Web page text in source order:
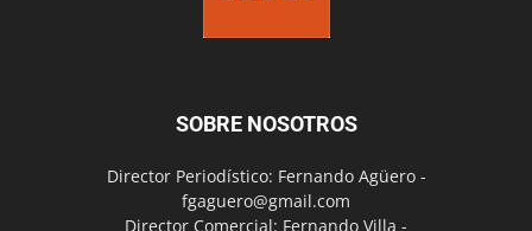
SOBRE NOSOTROS
Director Periodístico: Fernando Agüero -
fgaguero@gmail.com
Director Comercial: Fernando Villa -